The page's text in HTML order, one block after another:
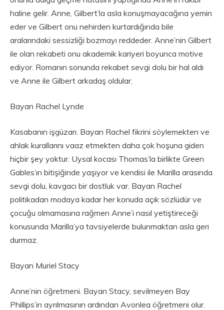
haline gelir. Anne, Gilbert’la asla konuşmayacağına yemin
eder ve Gilbert onu nehirden kurtardığında bile
aralarındaki sessizliği bozmayı reddeder. Anne’nin Gilbert
ile olan rekabeti onu akademik kariyeri boyunca motive
ediyor. Romanın sonunda rekabet sevgi dolu bir hal aldı
ve Anne ile Gilbert arkadaş oldular.
Bayan Rachel Lynde
Kasabanın işgüzarı. Bayan Rachel fikrini söylemekten ve
ahlak kurallarını vaaz etmekten daha çok hoşuna giden
hiçbir şey yoktur. Uysal kocası Thomas’la birlikte Green
Gables’ın bitişiğinde yaşıyor ve kendisi ile Marilla arasında
sevgi dolu, kavgacı bir dostluk var. Bayan Rachel
politikadan modaya kadar her konuda açık sözlüdür ve
çocuğu olmamasına rağmen Anne’i nasıl yetiştireceği
konusunda Marilla’ya tavsiyelerde bulunmaktan asla geri
durmaz.
Bayan Muriel Stacy
Anne’nin öğretmeni. Bayan Stacy, sevilmeyen Bay
Phillips’in ayrılmasının ardından Avonlea öğretmeni olur.